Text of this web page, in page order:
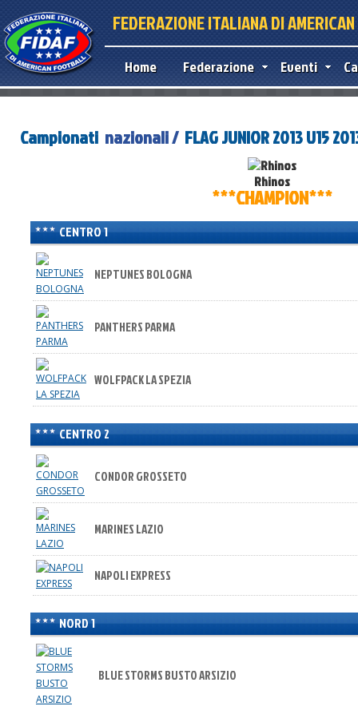
FEDERAZIONE ITALIANA DI
Home Federazione Eventi
Campionati nazionali / FLAG JUNIOR 2013 U15
Rhinos
***CHAMPION***
CENTRO 1
NEPTUNES BOLOGNA
PANTHERS PARMA
WOLFPACK LA SPEZIA
CENTRO 2
CONDOR GROSSETO
MARINES LAZIO
NAPOLI EXPRESS
NORD 1
BLUE STORMS BUSTO ARSIZIO